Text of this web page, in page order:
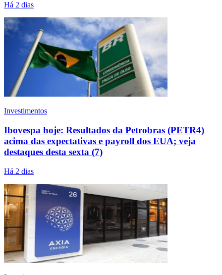
Há 2 dias
Investimentos
Ibovespa hoje: Resultados da Petrobras (PETR4)
acima das expectativas e payroll dos EUA; veja
destaques desta sexta (7)
Há 2 dias